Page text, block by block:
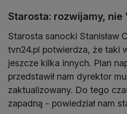
Starosta: rozwijamy,
Starosta sanocki Stanisław
tvn24.pl potwierdza, że taki
jeszcze kilka innych. Plan
przedstawił nam dyrektor
zaktualizowany. Do tego
zapadną - powiedział nam